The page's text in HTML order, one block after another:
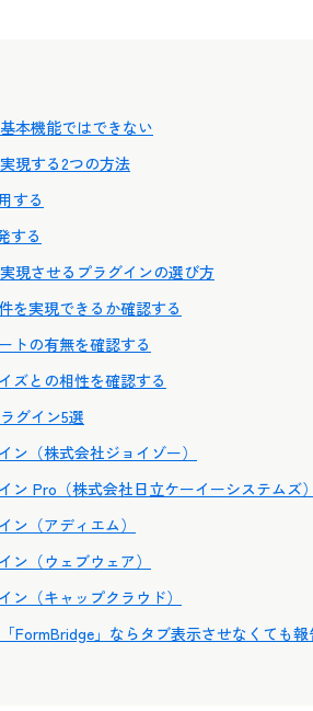
本機能ではできない
現する2つの方法
する
する
現させるプラグインの選び方
を実現できるか確認する
トの有無を確認する
ズとの相性を確認する
グイン5選
ン（株式会社ジョイゾー）
ン Pro（株式会社日立ケーイーシステムズ）
ン（アディエム）
ン（ウェブウェア）
ン（キャップクラウド）
FormBridge」ならタブ表示させなくても